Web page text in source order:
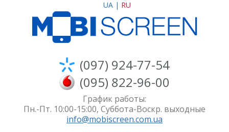
UA | RU
(097) 924-77-54
(095) 822-96-00
График работы:
Пн.-Пт. 10:00-15:00, Суббота-Воскр. выходные
info@mobiscreen.com.ua